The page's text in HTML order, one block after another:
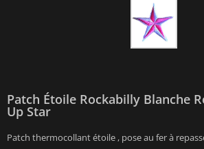
Patch Étoile Rockabilly Blanche
Up Star
Patch thermocollant étoile , pose au fer à